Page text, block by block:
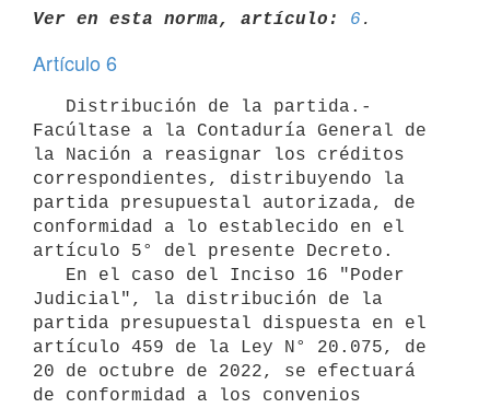
Ver en esta norma, artículo: 6
Artículo 6
Facúltase a la Contaduría General de
la Nación a reasignar los créditos
correspondientes, distribuyendo la
partida presupuestal autorizada, de
conformidad a lo establecido en el
artículo 5° del presente Decreto.
Judicial", la distribución de la
partida presupuestal dispuesta en el
artículo 459 de la Ley N° 20.075, de
20 de octubre de 2022, se efectuará
de conformidad a los convenios